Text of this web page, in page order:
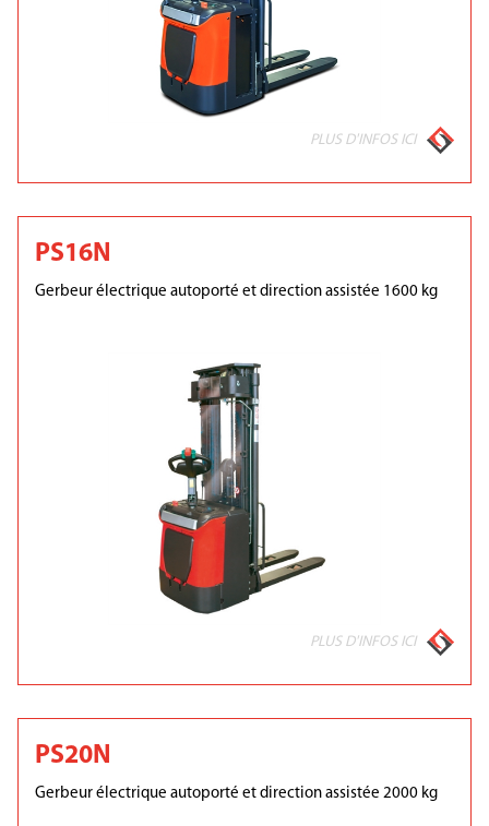
PLUS D'INFOS ICI
PS16N
Gerbeur électrique autoporté et direction assistée 1600 kg
PLUS D'INFOS ICI
PS20N
Gerbeur électrique autoporté et direction assistée 2000 kg